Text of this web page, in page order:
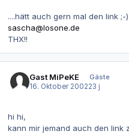
....hätt auch gern mal den link ;-)
sascha@losone.de
THX!!
Gast MiPeKE
Gäste
16. Oktober 200223 j
hi hi,
kann mir jemand auch den link